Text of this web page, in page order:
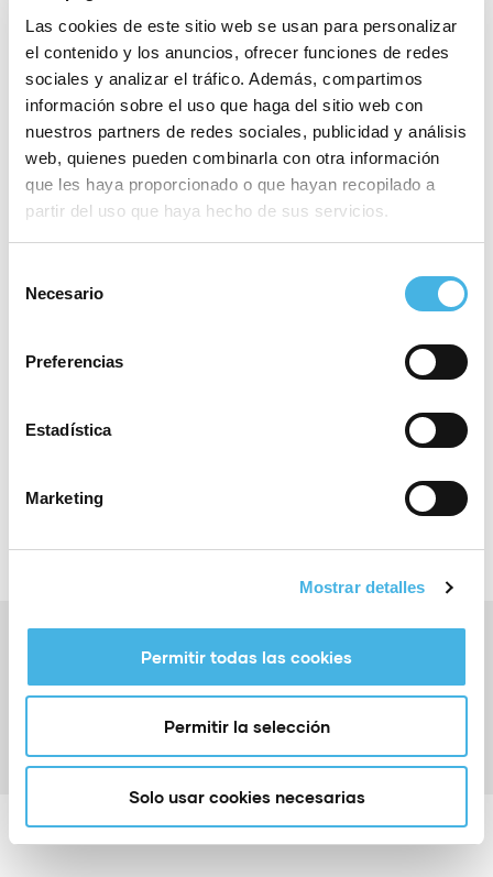
Las cookies de este sitio web se usan para personalizar
el contenido y los anuncios, ofrecer funciones de redes
sociales y analizar el tráfico. Además, compartimos
información sobre el uso que haga del sitio web con
nuestros partners de redes sociales, publicidad y análisis
web, quienes pueden combinarla con otra información
que les haya proporcionado o que hayan recopilado a
partir del uso que haya hecho de sus servicios.
Necesario
Preferencias
Estadística
Marketing
Mostrar detalles
Permitir todas las cookies
Permitir la selección
Solo usar cookies necesarias
España Latinos.
Esta ‘Alicante IV Dancesport Challenge’, es una
competición organizada por la Federación Española
de Baile Deportivo con la colaboración del
Ayuntamiento de La Nucía además de ser una
prueba incluida dentro del PAC-CV de la Fundación
Trinidad Alfonso y el Comité Olímpico Español, que
será retransmitida en directo a través deComunitat
55 valencianas competirán en el Campeonato de
España junior y senior de invierno
La Comunitat Valenciana será el escenario deportivo
de referencia el fin de semana